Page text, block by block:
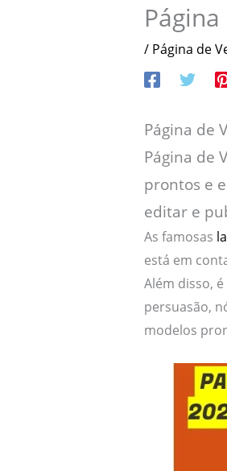
/ Página de
Página de
Página de
prontos e
editar e
As famosas
está em
Além disso,
persuasão,
modelos